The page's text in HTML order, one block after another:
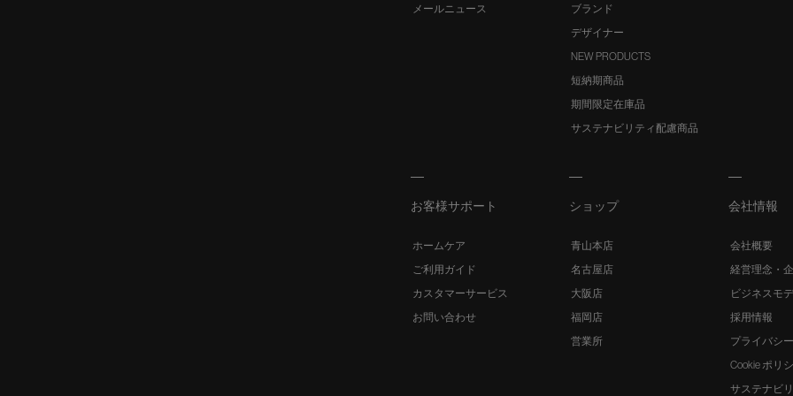
メールニュース
ブランド
デザイナー
NEW PRODUCTS
短納期商品
期間限定在庫品
サステナビリティ配慮商品
お客様サポート
ホームケア
ご利用ガイド
カスタマーサービス
お問い合わせ
ショップ
青山本店
名古屋店
大阪店
福岡店
営業所
会社情報
会社概要
経営理念・
ビジネスモ
採用情報
プライバシ
Cookie ポリ
サステナビ